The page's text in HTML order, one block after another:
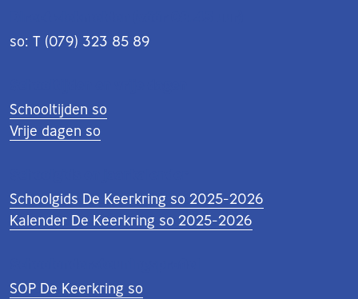
so: T (079) 323 85 89
Schooltijden so
Vrije dagen so
Schoolgids De Keerkring so 2025-2026
Kalender De Keerkring so 2025-2026
SOP De Keerkring so